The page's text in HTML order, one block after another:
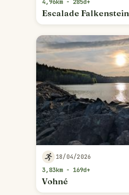
Escalade Falkenstein
18/04/2026
3,83km - 169d+
Vohné